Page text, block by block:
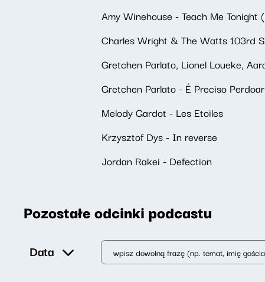
Amy Winehouse - Teach Me
Charles Wright & The Watts 103rd
Gretchen Parlato, Lionel Loueke,
Gretchen Parlato - É Preciso Perdoar
Melody Gardot - Les Etoiles
Krzysztof Dys - In reverse
Jordan Rakei - Defection
Pozostałe odcinki podcastu
Data